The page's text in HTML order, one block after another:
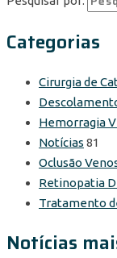
Categorias
Cirurgia de
Hemorragia
Notícias 81
Oclusão
Retinopatia
Tratamento
Notícias